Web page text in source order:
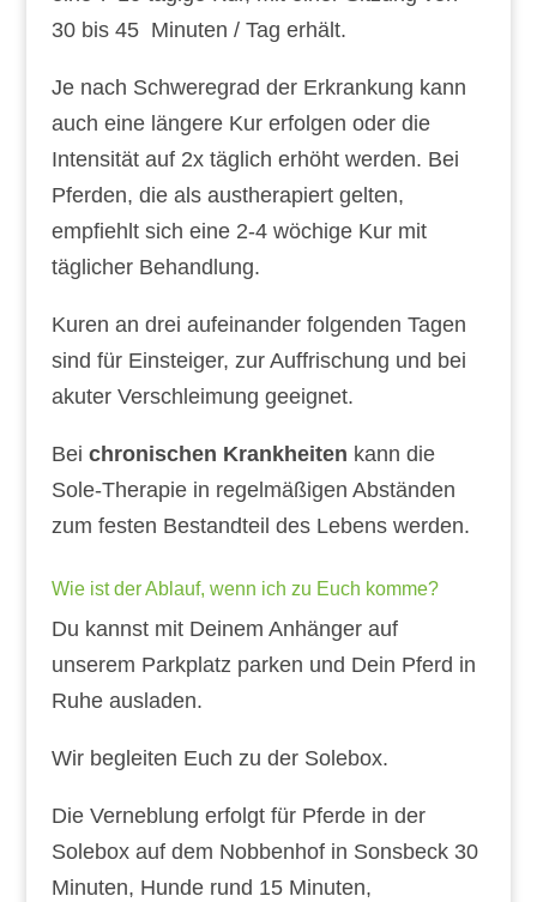
30 bis 45 Minuten / Tag erhält.
Je nach Schweregrad der Erkrankung kann
auch eine längere Kur erfolgen oder die
Intensität auf 2x täglich erhöht werden. Bei
Pferden, die als austherapiert gelten,
empfiehlt sich eine 2-4 wöchige Kur mit
täglicher Behandlung.
Kuren an drei aufeinander folgenden Tagen
sind für Einsteiger, zur Auffrischung und bei
akuter Verschleimung geeignet.
Bei chronischen Krankheiten kann die
Sole-Therapie in regelmäßigen Abständen
zum festen Bestandteil des Lebens werden.
Wie ist der Ablauf, wenn ich zu Euch komme?
Du kannst mit Deinem Anhänger auf
unserem Parkplatz parken und Dein Pferd in
Ruhe ausladen.
Wir begleiten Euch zu der Solebox.
Die Verneblung erfolgt für Pferde in der
Solebox auf dem Nobbenhof in Sonsbeck 30
Minuten, Hunde rund 15 Minuten,